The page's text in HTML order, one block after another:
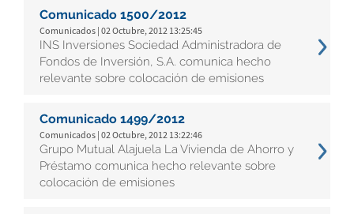
Comunicado 1500/2012
Comunicados | 02 Octubre, 2012 13:25:45
INS Inversiones Sociedad Administradora de
Fondos de Inversión, S.A. comunica hecho
relevante sobre colocación de emisiones
Comunicado 1499/2012
Comunicados | 02 Octubre, 2012 13:22:46
Grupo Mutual Alajuela La Vivienda de Ahorro y
Préstamo comunica hecho relevante sobre
colocación de emisiones